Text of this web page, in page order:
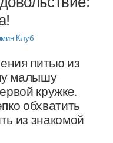
Клуб
питью из
малышу
кружке.
обхватить
из знакомой